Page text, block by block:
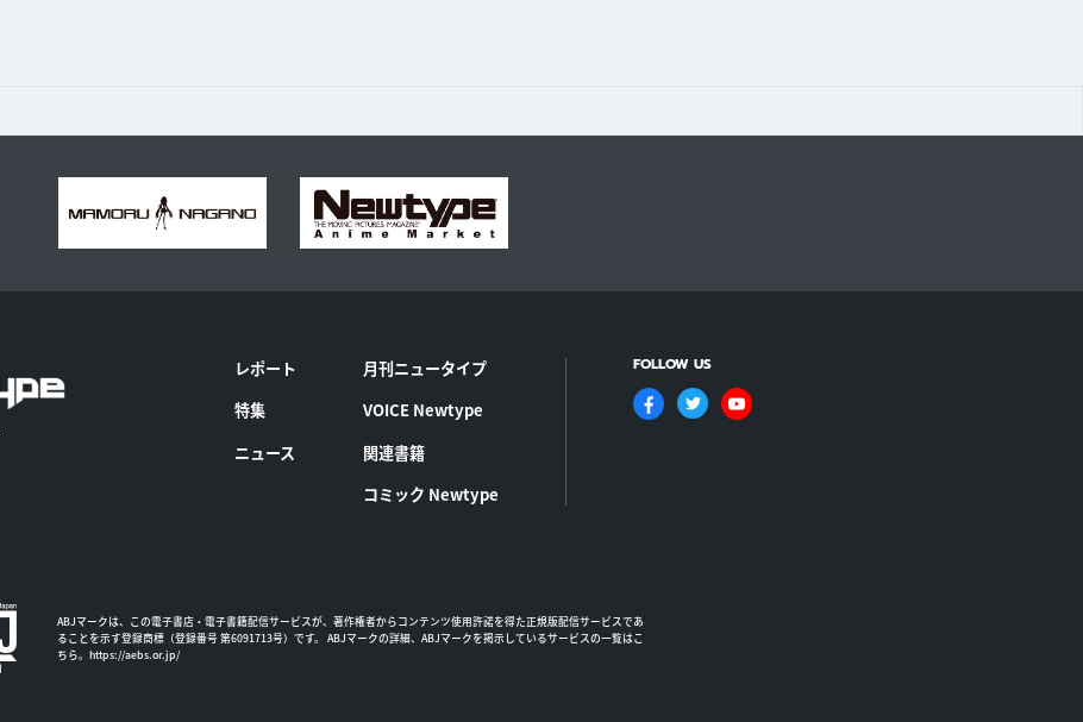
レポート
特集
ニュース
月刊ニュータイプ
VOICE Newtype
関連書籍
コミック Newtype
FOLLOW US
ABJマークは、この電子書店・電子書籍配信サービスが、著作権者からコンテンツ使用許諾を得た正規版配信サービスであ
ることを示す登録商標（登録番号 第6091713号）です。 ABJマークの詳細、ABJマークを掲示しているサービスの一覧はこ
ちら。 https://aebs.or.jp/